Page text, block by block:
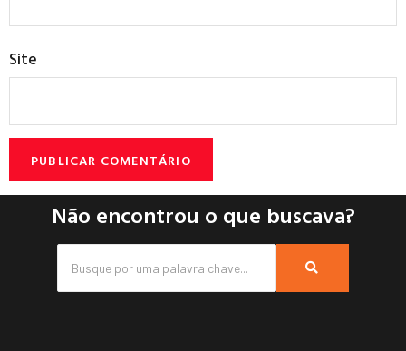
Site
Não encontrou o que buscava?